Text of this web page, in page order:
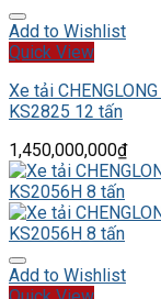
Add to Wishlist
Quick View
Xe tải
KS2825 12 tấn
1,450,000,000₫
Add to Wishlist